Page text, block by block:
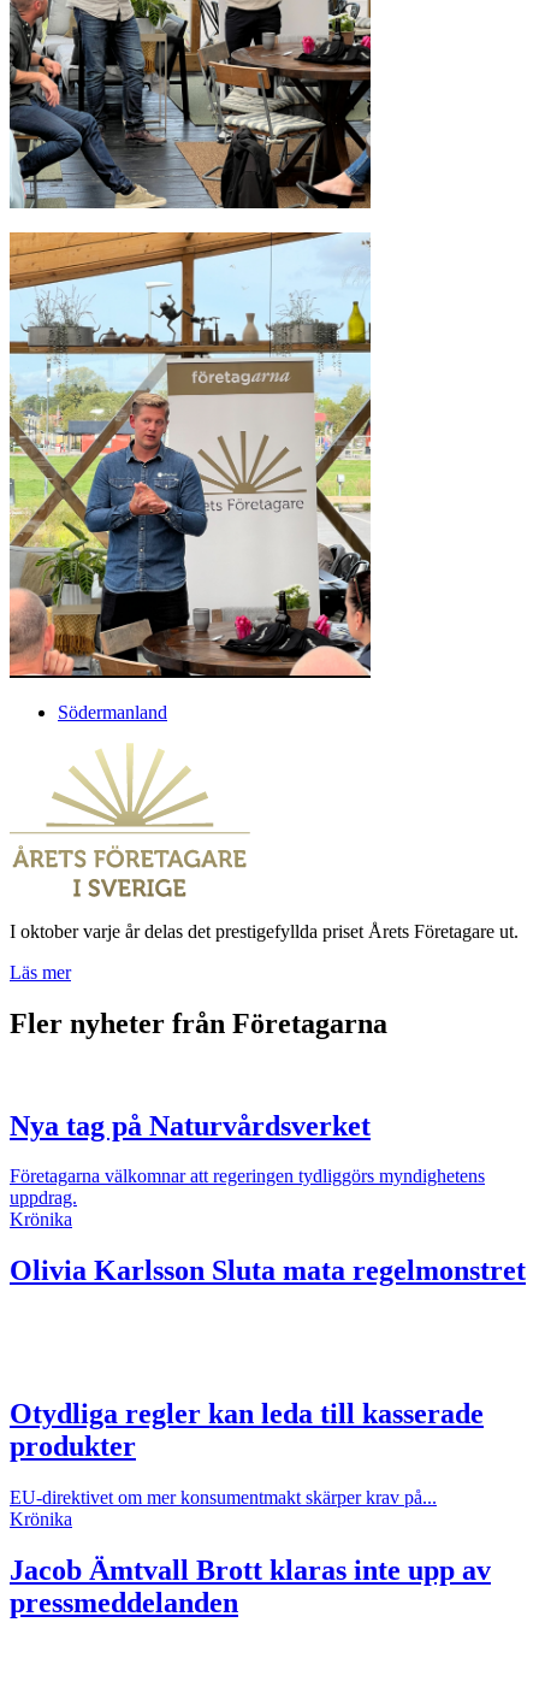
Södermanland
I oktober varje år delas det prestigefyllda priset Årets Företagare ut.
Läs mer
Fler nyheter från Företagarna
Nya tag på Naturvårdsverket
Företagarna välkomnar att regeringen tydliggörs myndighetens
uppdrag.
Krönika
Olivia Karlsson Sluta mata regelmonstret
Otydliga regler kan leda till kasserade
produkter
EU-direktivet om mer konsumentmakt skärper krav på...
Krönika
Jacob Ämtvall Brott klaras inte upp av
pressmeddelanden